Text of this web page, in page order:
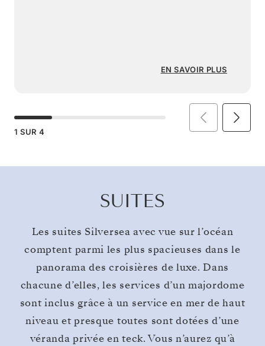
EN SAVOIR PLUS
1 SUR 4
SUITES
Les suites Silversea avec vue sur l’océan
comptent parmi les plus spacieuses dans le
panorama des croisières de luxe. Dans
chacune d’elles, les services d’un majordome
sont inclus grâce à un service en mer de haut
niveau et presque toutes sont dotées d’une
véranda privée en teck. Vous n’aurez qu’à